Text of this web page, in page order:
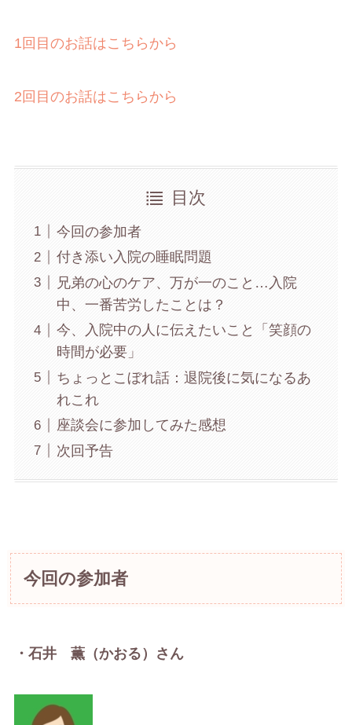
1回目のお話はこちらから
2回目のお話はこちらから
目次
今回の参加者
付き添い入院の睡眠問題
兄弟の心のケア、万が一のこと…入院
中、一番苦労したことは？
今、入院中の人に伝えたいこと「笑顔の
時間が必要」
ちょっとこぼれ話：退院後に気になるあ
れこれ
座談会に参加してみた感想
次回予告
今回の参加者
・石井 薫（かおる）さん